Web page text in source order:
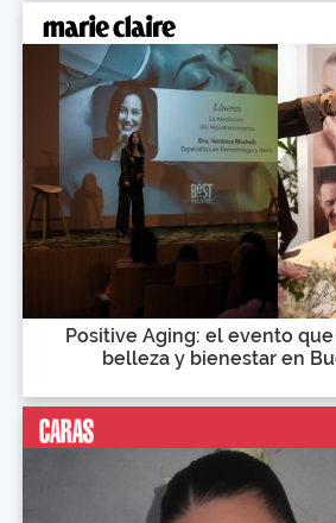
Positive Aging: el evento
belleza y bienestar en